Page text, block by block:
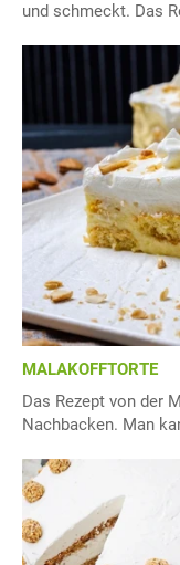
und schmeckt. Das
MALAKOFFTORTE
Das Rezept von der
Nachbacken. Man